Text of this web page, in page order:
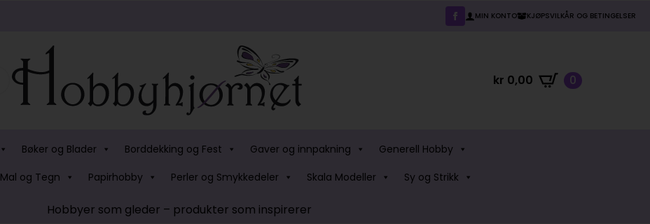
MIN KONTO KJØPSVILKÅR OG BETINGELSER
kr 0,00 0
Bøker og Blader Borddekking og Fest Gaver og innpakning
Generell Hobby
Mal og Tegn Papirhobby Perler og Smykkedeler Skala Modeller Sy og Strikk
Hobbyer som gleder – produkter som inspirerer